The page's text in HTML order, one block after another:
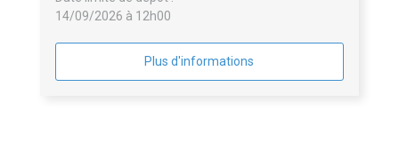
14/09/2026 à 12h00
Plus d'informations